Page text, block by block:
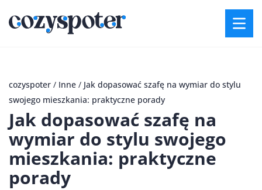
cozyspoter / Inne / Jak dopasować szafę na wymiar do stylu
swojego mieszkania: praktyczne porady
Jak dopasować szafę na
wymiar do stylu swojego
mieszkania: praktyczne
porady